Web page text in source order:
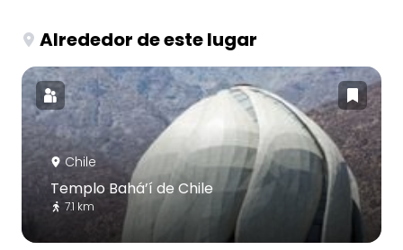
Alrededor de este lugar
Chile
Templo Bahá’í de Chile
7.1 km